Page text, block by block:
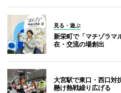
見る・遊ぶ
新栄町で「マチゾラマ
在・交流の場創出
大宮駅で東口・西口対
懸け熱戦繰り広げる